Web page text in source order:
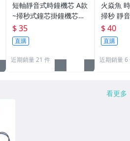
短軸靜音式時鐘機芯 A款
~掃秒式鐘芯掛鐘機芯錶
芯靜音鐘芯滑動機心DIY
機芯
$ 35
直購
近期銷量 21 件
火焱魚
掃秒 靜
mm 螺
零件 機
自製時鐘
$ 40
直購
近期銷量 6
看更多